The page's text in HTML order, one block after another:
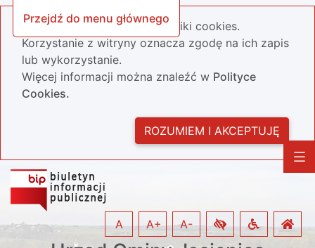
Przejdź do menu głównego
Nasza strona wykorzystuje pliki cookies.
Korzystanie z witryny oznacza zgodę na ich zapis
lub wykorzystanie.
Więcej informacji można znaleźć w Polityce
Cookies.
ROZUMIEM I AKCEPTUJĘ
A A+ A-